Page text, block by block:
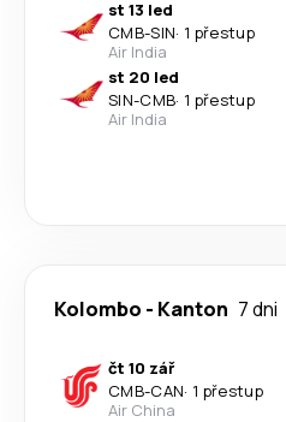
st 13 led
CMB-SIN· 1 přestup
Air India
st 20 led
SIN-CMB· 1 přestup
Air India
Kolombo - Kanton 7 dni
čt 10 zář
CMB-CAN· 1 přestup
Air China